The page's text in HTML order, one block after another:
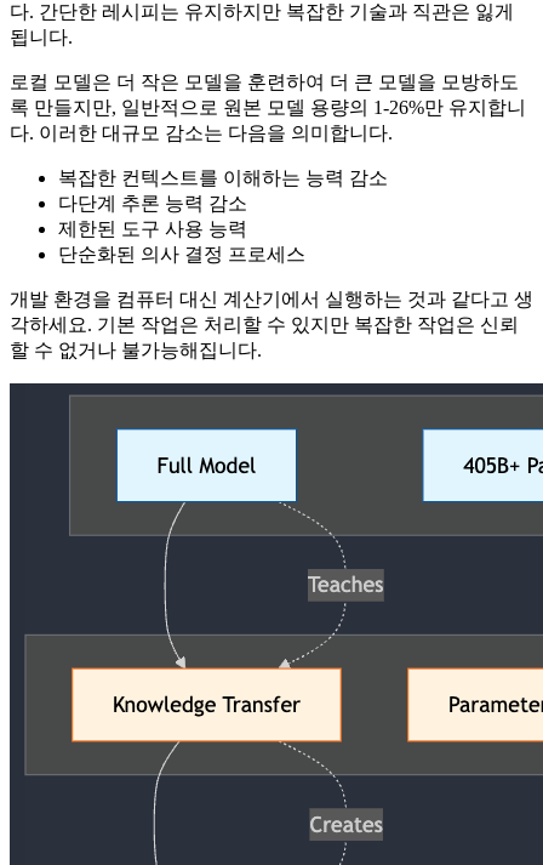
다. 간단한 레시피는 유지하지만 복잡한 기술과 직관은 잃게
됩니다.
로컬 모델은 더 작은 모델을 훈련하여 더 큰 모델을 모방하도
록 만들지만, 일반적으로 원본 모델 용량의 1-26%만 유지합니
다. 이러한 대규모 감소는 다음을 의미합니다.
복잡한 컨텍스트를 이해하는 능력 감소
다단계 추론 능력 감소
제한된 도구 사용 능력
단순화된 의사 결정 프로세스
개발 환경을 컴퓨터 대신 계산기에서 실행하는 것과 같다고 생
각하세요. 기본 작업은 처리할 수 있지만 복잡한 작업은 신뢰
할 수 없거나 불가능해집니다.